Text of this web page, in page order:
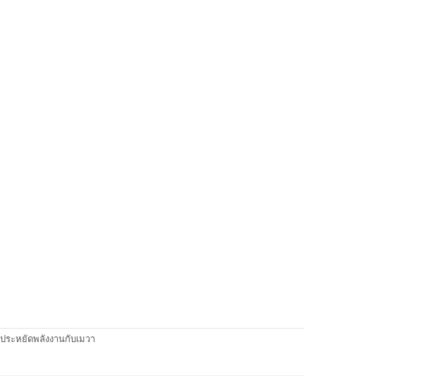
ประหยัดพลังงานกับเมวา